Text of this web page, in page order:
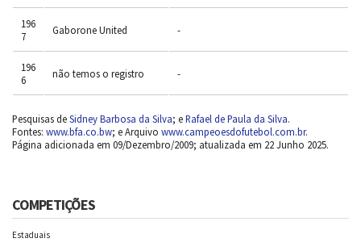
196
7
Gaborone United -
196
6
não temos o registro -
Pesquisas deSidney Barbosa da Silva; eRafael de Paula da Silva.
Fontes: www.bfa.co.bw; e Arquivo www.campeoesdofutebol.com.br.
Página adicionada em 09/Dezembro/2009; atualizada em 22 Junho 2025.
COMPETIÇÕES
Estaduais